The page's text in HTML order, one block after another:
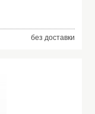
без доставки